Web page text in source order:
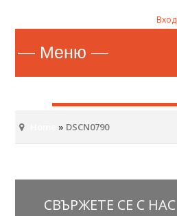
Вход
» DSCN0790
СВЪРЖЕТЕ СЕ С НАС